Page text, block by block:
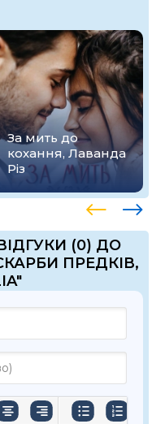
За мить до
кохання, Лаванда
Різ
(0) ДО
ПРЕДКІВ,